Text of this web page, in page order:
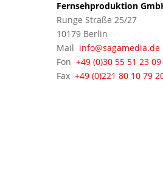
Fernsehproduktion
Runge Straße 25/27
10179 Berlin
Mail info@sagamedia.de
Fon +49 (0)30 55 51 23 09
Fax +49 (0)221 80 10 79